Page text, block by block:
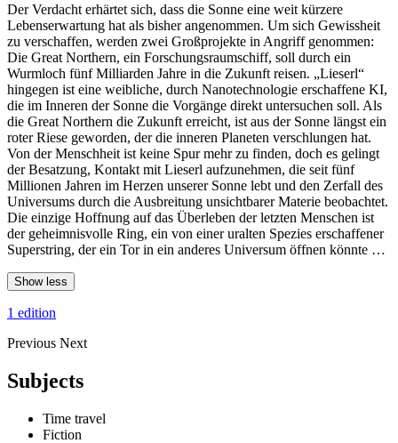
Der Verdacht erhärtet sich, dass die Sonne eine weit kürzere
Lebenserwartung hat als bisher angenommen. Um sich Gewissheit
zu verschaffen, werden zwei Großprojekte in Angriff genommen:
Die Great Northern, ein Forschungsraumschiff, soll durch ein
Wurmloch fünf Milliarden Jahre in die Zukunft reisen. „Lieserl“
hingegen ist eine weibliche, durch Nanotechnologie erschaffene KI,
die im Inneren der Sonne die Vorgänge direkt untersuchen soll. Als
die Great Northern die Zukunft erreicht, ist aus der Sonne längst ein
roter Riese geworden, der die inneren Planeten verschlungen hat.
Von der Menschheit ist keine Spur mehr zu finden, doch es gelingt
der Besatzung, Kontakt mit Lieserl aufzunehmen, die seit fünf
Millionen Jahren im Herzen unserer Sonne lebt und den Zerfall des
Universums durch die Ausbreitung unsichtbarer Materie beobachtet.
Die einzige Hoffnung auf das Überleben der letzten Menschen ist
der geheimnisvolle Ring, ein von einer uralten Spezies erschaffener
Superstring, der ein Tor in ein anderes Universum öffnen könnte …
Show less
1 edition
Previous Next
Subjects
Time travel
Fiction